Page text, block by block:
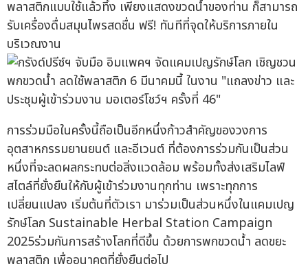
พลาสติกแบบใช้แล้วทิ้ง เพียงแสดงขวดน้ำของท่าน ก็สามารถ
รับเครื่องดื่มสมุนไพรสดชื่น ฟรี! ทันทีที่จุดให้บริการภายใน
บริเวณงาน
การร่วมมือในครั้งนี้ถือเป็นอีกหนึ่งก้าวสำคัญของวงการ
อุตสาหกรรมยานยนต์ และอีเวนต์ ที่ต้องการร่วมกันเป็นส่วน
หนึ่งที่จะลดผลกระทบต่อสิ่งแวดล้อม พร้อมทั้งส่งเสริมไลฟ์
สไตล์ที่ยั่งยืนให้กับผู้เข้าร่วมงานทุกท่าน เพราะทุกการ
เปลี่ยนแปลง เริ่มต้นที่ตัวเรา มาร่วมเป็นส่วนหนึ่งในแคมเปญ
รักษ์โลก Sustainable Herbal Station Campaign
2025ร่วมกันการสร้างโลกที่ดีขึ้น ด้วยการพกขวดน้ำ ลดขยะ
พลาสติก เพื่ออนาคตที่ยั่งยืนต่อไป